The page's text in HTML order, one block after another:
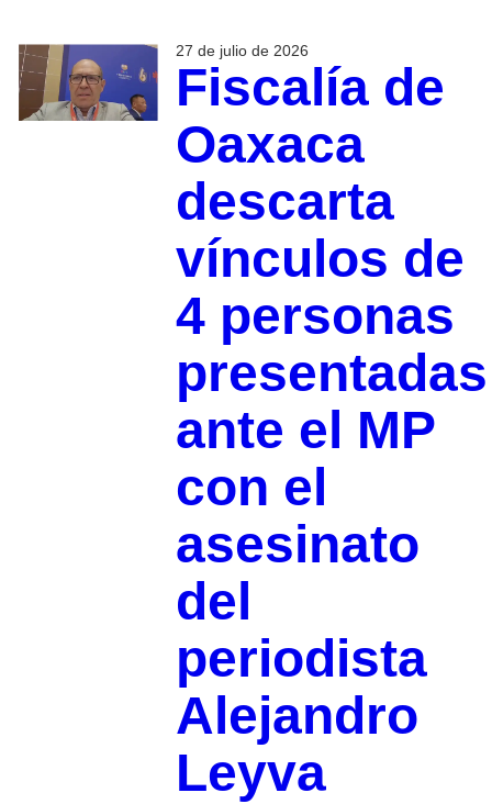
27 de julio de 2026
Fiscalía de
Oaxaca
descarta
vínculos de
4 personas
presentadas
ante el MP
con el
asesinato
del
periodista
Alejandro
Leyva